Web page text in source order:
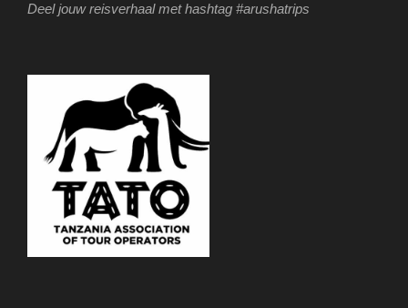
Deel jouw reisverhaal met hashtag #arushatrips